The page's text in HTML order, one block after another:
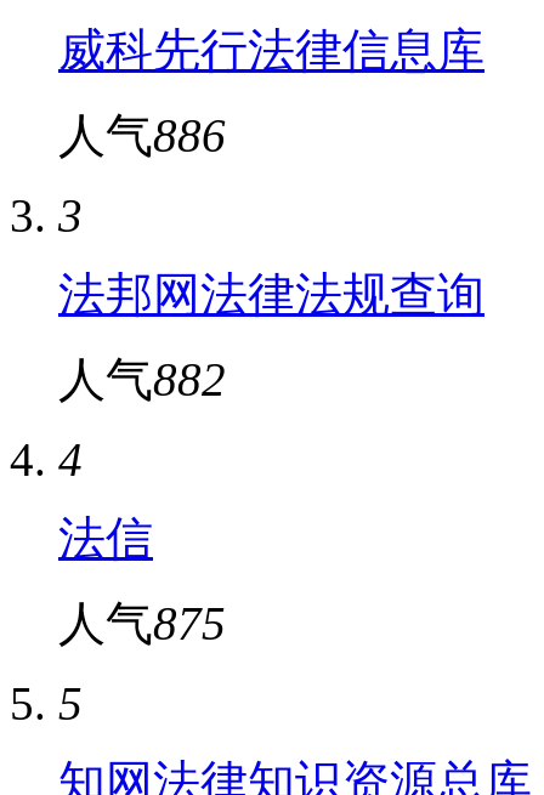
威科先行法律信息库
人气886
3
法邦网法律法规查询
人气882
4
法信
人气875
5
知网法律知识资源总库